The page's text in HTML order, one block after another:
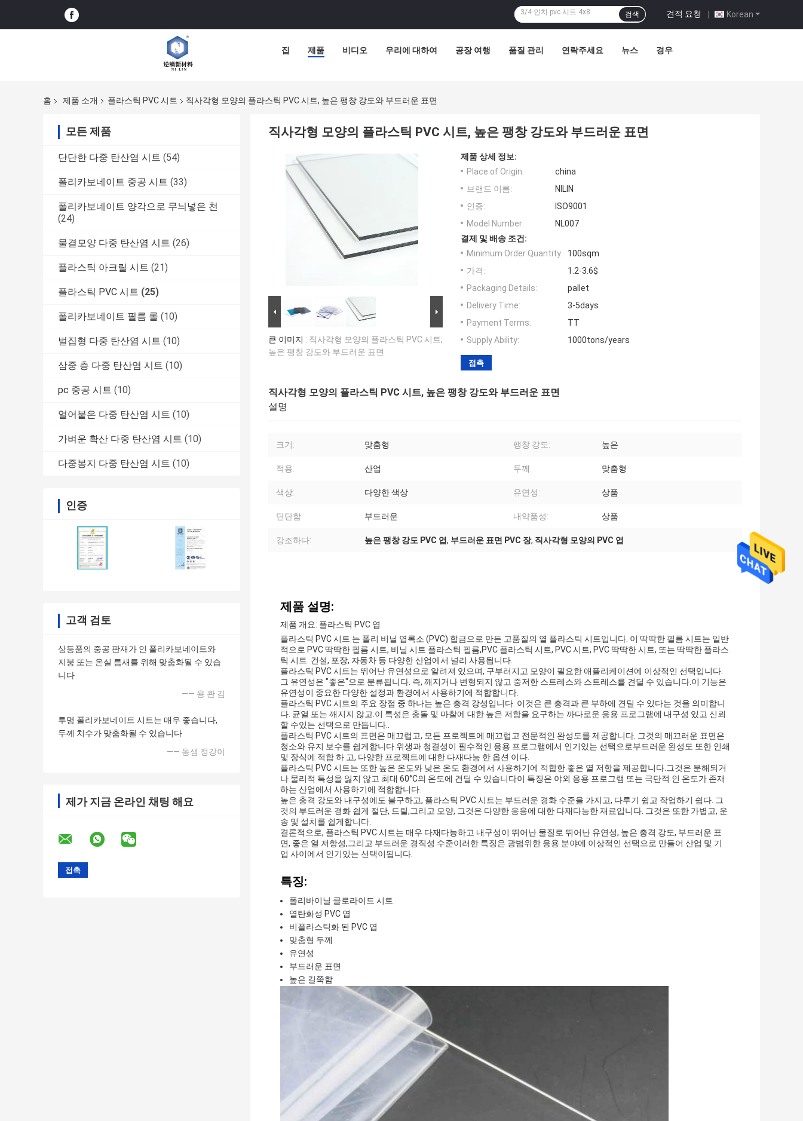
Korean
견적 요청 |
검색
집 제품 비디오 우리에 대하여 공장 여행 품질 관리 연락주세요 뉴스 경우
홈 제품 소개 플라스틱 PVC 시트 직사각형 모양의 플라스틱 PVC 시트, 높은 팽창 강도와 부드러운 표면
모든 제품
단단한 다중 탄산염 시트 (54)
폴리카보네이트 중공 시트 (33)
폴리카보네이트 양각으로 무늬넣은 천
(24)
물결모양 다중 탄산염 시트 (26)
플라스틱 아크릴 시트 (21)
플라스틱 PVC 시트 (25)
폴리카보네이트 필름 롤 (10)
벌집형 다중 탄산염 시트 (10)
삼중 층 다중 탄산염 시트 (10)
pc 중공 시트 (10)
얼어붙은 다중 탄산염 시트 (10)
가벼운 확산 다중 탄산염 시트 (10)
다중봉지 다중 탄산염 시트 (10)
인증
고객 검토
상등품의 중공 판재가 인 폴리카보네이트와
지붕 또는 온실 틈새를 위해 맞춤화될 수 있습
니다
—— 용 콴 김
투명 폴리카보네이트 시트는 매우 좋습니다,
두께 치수가 맞춤화될 수 있습니다
—— 동샘 정강이
제가 지금 온라인 채팅 해요
직사각형 모양의 플라스틱 PVC 시트, 높은 팽창 강도와 부드러운 표면
큰 이미지 : 직사각형 모양의 플라스틱 PVC 시트,
높은 팽창 강도와 부드러운 표면
제품 상세 정보:
Place of Origin:
china
브랜드 이름:
NILIN
인증:
ISO9001
Model Number:
NL007
결제 및 배송 조건:
Minimum Order Quantity:
100sqm
가격:
1.2-3.6$
Packaging Details:
pallet
Delivery Time:
3-5days
Payment Terms:
TT
Supply Ability:
1000tons/years
접촉
직사각형 모양의 플라스틱 PVC 시트, 높은 팽창 강도와 부드러운 표면
설명
크기: 맞춤형 팽창 강도: 높은
적용: 산업 두께: 맞춤형
색상: 다양한 색상 유연성: 상품
단단함: 부드러운 내약품성: 상품
강조하다: 높은 팽창 강도 PVC 엽, 부드러운 표면 PVC 장, 직사각형 모양의 PVC 엽
제품 설명:
제품 개요: 플라스틱 PVC 엽
플라스틱 PVC 시트 는 폴리 비닐 엽록소 (PVC) 합금으로 만든 고품질의 열 플라스틱 시트입니다. 이 딱딱한 필름 시트는 일반
적으로 PVC 딱딱한 필름 시트, 비닐 시트 플라스틱 필름,PVC 플라스틱 시트, PVC 시트, PVC 딱딱한 시트, 또는 딱딱한 플라스
틱 시트. 건설, 포장, 자동차 등 다양한 산업에서 널리 사용됩니다.
플라스틱 PVC 시트는 뛰어난 유연성으로 알려져 있으며, 구부러지고 모양이 필요한 애플리케이션에 이상적인 선택입니다.
그 유연성은 "좋은"으로 분류됩니다. 즉, 깨지거나 변형되지 않고 중저한 스트레스와 스트레스를 견딜 수 있습니다.이 기능은
유연성이 중요한 다양한 설정과 환경에서 사용하기에 적합합니다.
플라스틱 PVC 시트의 주요 장점 중 하나는 높은 충격 강성입니다. 이것은 큰 충격과 큰 부하에 견딜 수 있다는 것을 의미합니
다. 균열 또는 깨지지 않고.이 특성은 충돌 및 마찰에 대한 높은 저항을 요구하는 까다로운 응용 프로그램에 내구성 있고 신뢰
할 수있는 선택으로 만듭니다..
플라스틱 PVC 시트의 표면은 매끄럽고, 모든 프로젝트에 매끄럽고 전문적인 완성도를 제공합니다. 그것의 매끄러운 표면은
청소와 유지 보수를 쉽게합니다.위생과 청결성이 필수적인 응용 프로그램에서 인기있는 선택으로부드러운 완성도 또한 인쇄
및 장식에 적합 하 고, 다양한 프로젝트에 대한 다재다능 한 옵션 이다.
플라스틱 PVC 시트는 또한 높은 온도와 낮은 온도 환경에서 사용하기에 적합한 좋은 열 저항을 제공합니다.그것은 분해되거
나 물리적 특성을 잃지 않고 최대 60°C의 온도에 견딜 수 있습니다이 특징은 야외 응용 프로그램 또는 극단적 인 온도가 존재
하는 산업에서 사용하기에 적합합니다.
높은 충격 강도와 내구성에도 불구하고, 플라스틱 PVC 시트는 부드러운 경화 수준을 가지고, 다루기 쉽고 작업하기 쉽다. 그
것의 부드러운 경화 쉽게 절단, 드릴,그리고 모양, 그것은 다양한 응용에 대한 다재다능한 재료입니다. 그것은 또한 가볍고, 운
송 및 설치를 쉽게합니다.
결론적으로, 플라스틱 PVC 시트는 매우 다재다능하고 내구성이 뛰어난 물질로 뛰어난 유연성, 높은 충격 강도, 부드러운 표
면, 좋은 열 저항성,그리고 부드러운 경직성 수준이러한 특징은 광범위한 응용 분야에 이상적인 선택으로 만들어 산업 및 기
업 사이에서 인기있는 선택이됩니다.
특징:
폴리바이닐 클로라이드 시트
열탄화성 PVC 엽
비플라스틱화 된 PVC 엽
맞춤형 두께
유연성
부드러운 표면
높은 길쭉함